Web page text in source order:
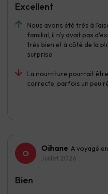
Nous avons été très à
familial, il n'y avait pas
très bien et à côté de la
surprise.
La nourriture pourrait
correcte, parfois un peu
Excellent
Oihane A voyagé
Juillet 2026
Bien